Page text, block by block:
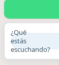
¿Qué
estás
escuchando?